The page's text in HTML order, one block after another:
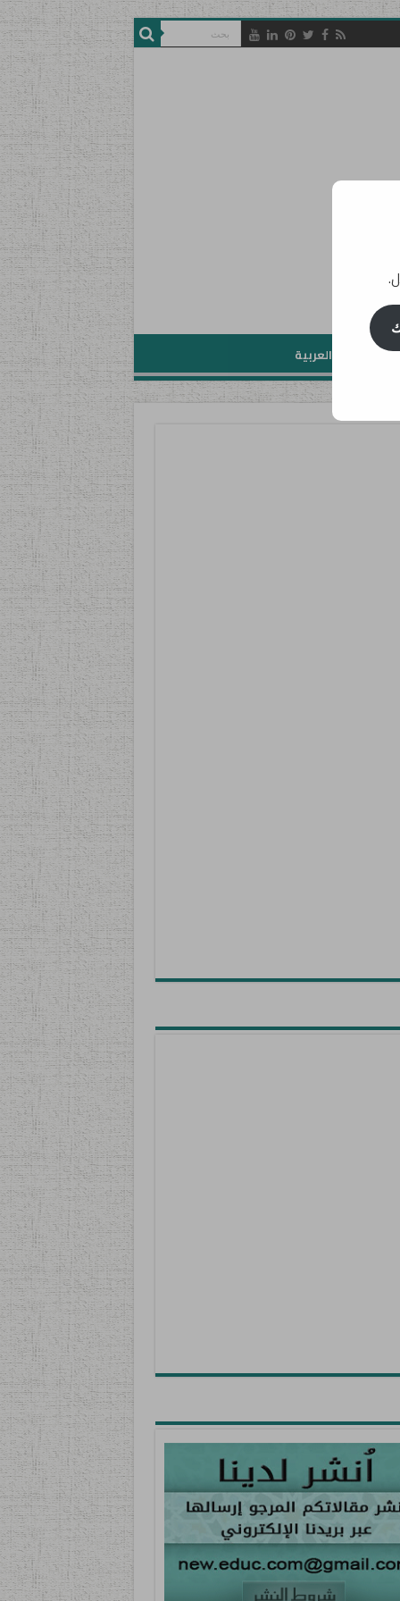
تعليم اللغة العربية